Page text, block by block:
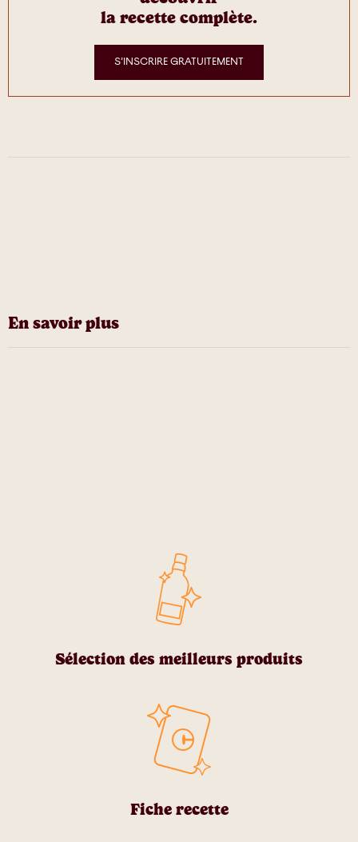
la recette complète.
S’INSCRIRE GRATUITEMENT
En savoir plus
Sélection des meilleurs produits
Fiche recette